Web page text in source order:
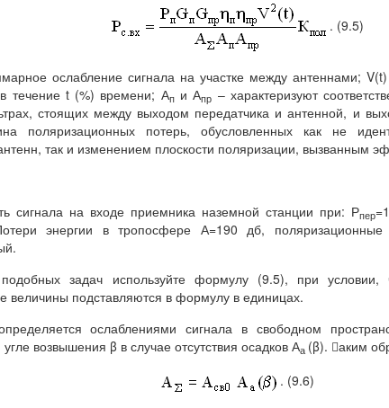
. (9.5)
ослабление сигнала на участке между антеннами;
течение t (%) времени; Апи Апр – характеризуют
стоящих между выходом передатчика и антенной, и
поляризационных потерь, обусловленных как не
так и изменением плоскости поляризации, вызванным
сигнала на входе приемника наземной станции при: Рпер
энергии в тропосфере А=190 дб,
задач используйте формулу (9.5), при
величины подставляются в формулу в единицах.
ослаблениями сигнала в свободном
возвышения β в случае отсутствия осадков Аа (β). аким
. (9.6)